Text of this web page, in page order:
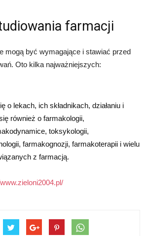
farmacji
mogą być wymagające i stawiać przed
Oto kilka najważniejszych:
o lekach, ich składnikach, działaniu i
również o farmakologii,
toksykologii,
farmakognozji, farmakoterapii i wielu
z farmacją.